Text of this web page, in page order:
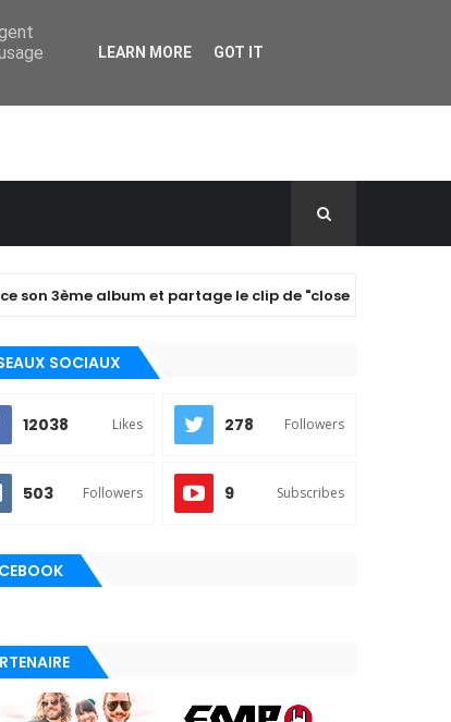
album et partage le clip de "closer" !
SOCIAUX
12038 Likes 278 Followers
503 Followers 9 Subscribes
LEARN MORE GOT IT